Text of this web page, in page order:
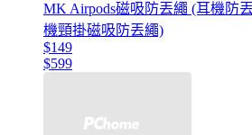
MK Airpods磁吸防丟繩 (耳機防
機頸掛磁吸防丟繩)
$149
$599